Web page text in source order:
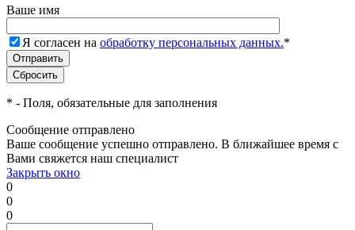
Ваше имя
Я согласен на обработку персональных данных.*
* - Поля, обязательные для заполнения
Сообщение отправлено
Ваше сообщение успешно отправлено. В ближайшее время с
Вами свяжется наш специалист
Закрыть окно
0
0
0